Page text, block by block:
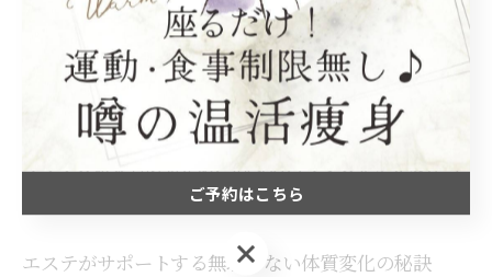
します。特に福岡市博多区吉塚のエステサロンでは、個
別の体質に合わせたオーダーメイドの施術が人気です。
また、深部の筋肉をほぐすことでストレス緩和にもつな
がり、ストレスからくる過食を防止します。施術にはリ
ラックス効果もあるため、心身のバランスを整えながら
無理なく食欲コントロールを目指せる点が魅力です。
エステがサポートする無理のない体質変化の秘訣
ご予約はこちら
ご予約はこちら